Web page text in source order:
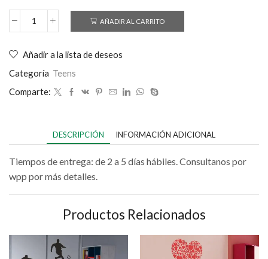
AÑADIR AL CARRITO
Añadir a la lista de deseos
Categoría Teens
Comparte:
DESCRIPCIÓN INFORMACIÓN ADICIONAL
Tiempos de entrega: de 2 a 5 días hábiles. Consultanos por
wpp por más detalles.
Productos Relacionados